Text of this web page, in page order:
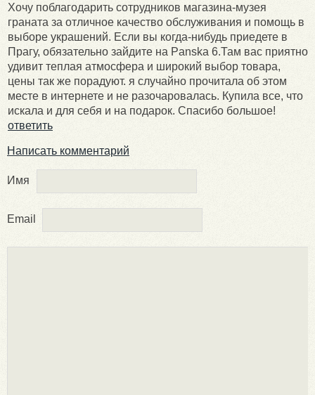
Хочу поблагодарить сотрудников магазина-музея
граната за отличное качество обслуживания и помощь в
выборе украшений. Если вы когда-нибудь приедете в
Прагу, обязательно зайдите на Panska 6.Там вас приятно
удивит теплая атмосфера и широкий выбор товара,
цены так же порадуют. я случайно прочитала об этом
месте в интернете и не разочаровалась. Купила все, что
искала и для себя и на подарок. Спасибо большое!
ответить
Написать комментарий
Имя
Email